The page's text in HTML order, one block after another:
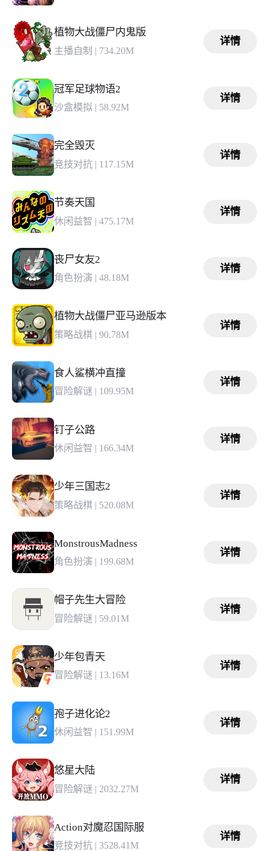
植物大战僵尸内鬼版
主播自制 | 734.20M
详情
冠军足球物语2
沙盒模拟 | 58.92M
详情
完全毁灭
竞技对抗| 117.15M
详情
节奏天国
休闲益智 | 475.17M
详情
丧尸女友2
角色扮演 | 48.18M
详情
植物大战僵尸亚马逊版本
策略战棋| 90.78M
详情
食人鲨横冲直撞
冒险解谜 | 109.95M
详情
钉子公路
休闲益智 | 166.34M
详情
少年三国志2
策略战棋| 520.08M
详情
MonstrousMadness
角色扮演 | 199.68M
详情
帽子先生大冒险
冒险解谜 | 59.01M
详情
少年包青天
冒险解谜 | 13.16M
详情
孢子进化论2
休闲益智 | 151.99M
详情
悠星大陆
冒险解谜 | 2032.27M
详情
Action对魔忍国际服
竞技对抗| 3528.41M
详情